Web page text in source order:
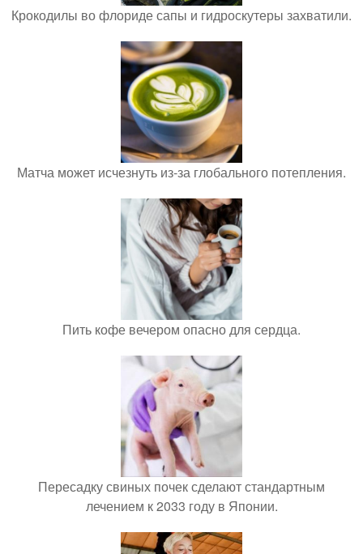
Крокодилы во флориде сапы и гидроскутеры захватили.
Матча может исчезнуть из-за глобального потепления.
Пить кофе вечером опасно для сердца.
Пересадку свиных почек сделают стандартным
лечением к 2033 году в Японии.